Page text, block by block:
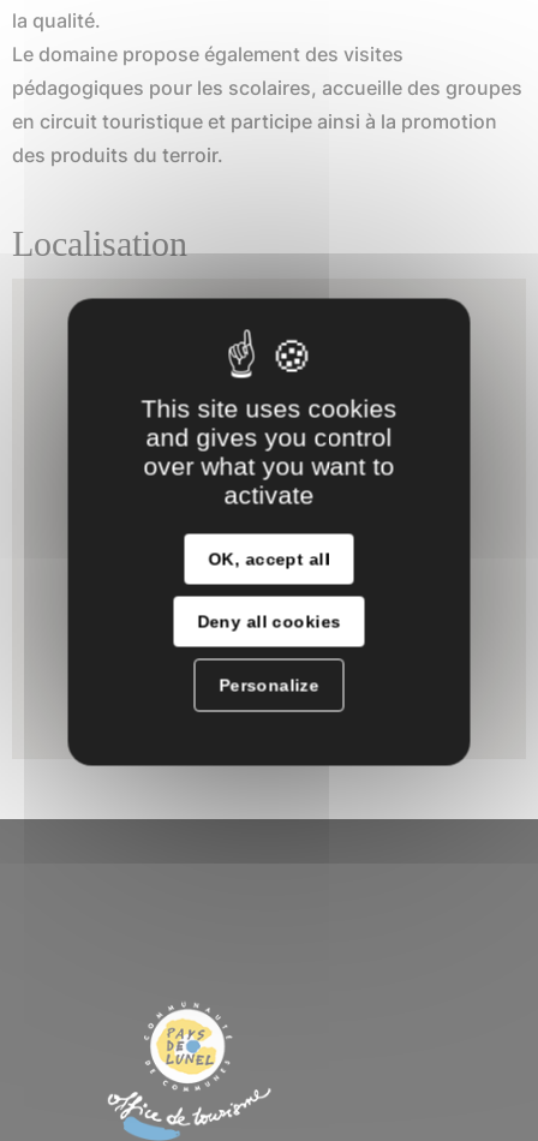
la qualité.
Le domaine propose également des visites
pédagogiques pour les scolaires, accueille des groupes
en circuit touristique et participe ainsi à la promotion
des produits du terroir.
Localisation
This site uses cookies
and gives you control
over what you want to
activate
OK, accept all
Deny all cookies
Personalize